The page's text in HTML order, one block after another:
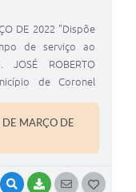
VISUALIZAR
BAIXARSEGUIR
DE 2022 "Dispõe
de serviço ao
JOSÉ ROBERTO
de Coronel
MARÇO DE